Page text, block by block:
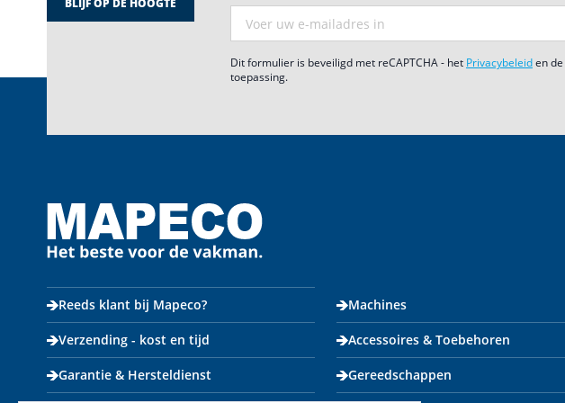
BLIJF OP DE HOOGTE
Dit formulier is beveiligd met reCAPTCHA - het Privacybeleiden de
toepassing.
Reeds klant bij Mapeco?
Verzending - kost en tijd
Garantie & Hersteldienst
Machines
Accessoires & Toebehoren
Gereedschappen